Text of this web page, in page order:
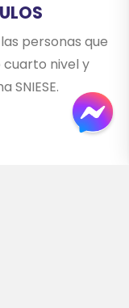
personas que
nivel y